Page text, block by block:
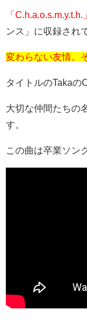
「 C.h.a.o.s.m.y.t.h.」
ンス」に収録され
変わらない友情。
タイトルのTakaの
大切な仲間たちの
す。
この曲は卒業ソン